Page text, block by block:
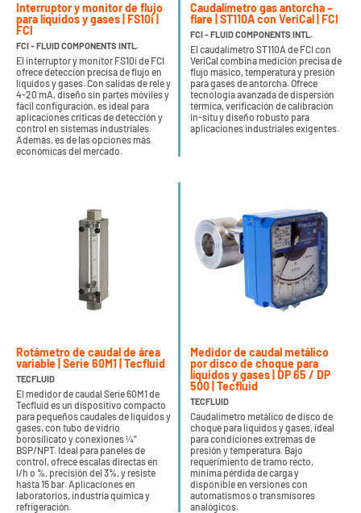
Interruptor y monitor de flujo
para líquidos y gases | FS10i |
FCI
FCI - FLUID COMPONENTS INTL.
El interruptor y monitor FS10i de FCI
ofrece detección precisa de flujo en
líquidos y gases. Con salidas de relé y
4-20 mA, diseño sin partes móviles y
fácil configuración, es ideal para
aplicaciones críticas de detección y
control en sistemas industriales.
Además, es de las opciones más
económicas del mercado.
Caudalímetro gas antorcha –
flare | ST110A con VeriCal | FCI
FCI - FLUID COMPONENTS INTL.
El caudalímetro ST110A de FCI con
VeriCal combina medición precisa de
flujo másico, temperatura y presión
para gases de antorcha. Ofrece
tecnología avanzada de dispersión
térmica, verificación de calibración
in-situ y diseño robusto para
aplicaciones industriales exigentes.
Rotámetro de caudal de área
variable | Serie 60M1 | Tecfluid
TECFLUID
El medidor de caudal Serie 60M1 de
Tecfluid es un dispositivo compacto
para pequeños caudales de líquidos y
gases, con tubo de vidrio
borosilicato y conexiones ¼"
BSP/NPT. Ideal para paneles de
control, ofrece escalas directas en
l/h o %, precisión del 3%, y resiste
hasta 15 bar. Aplicaciones en
laboratorios, industria química y
refrigeración.
Medidor de caudal metálico
por disco de choque para
líquidos y gases | DP 65 / DP
500 | Tecfluid
TECFLUID
Caudalímetro metálico de disco de
choque para líquidos y gases, ideal
para condiciones extremas de
presión y temperatura. Bajo
requerimiento de tramo recto,
mínima pérdida de carga y
disponible en versiones con
automatismos o transmisores
analógicos.